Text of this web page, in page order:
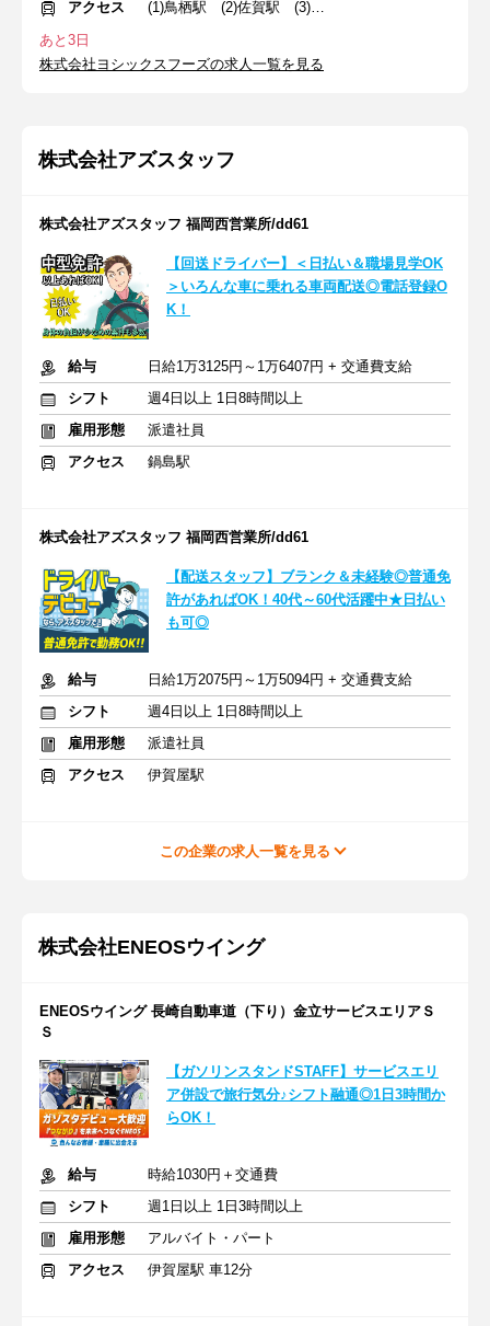
アクセス
(1)鳥栖駅 (2)佐賀駅 (3)天文館通駅
あと3日
株式会社ヨシックスフーズの求人一覧を見る
株式会社アズスタッフ
株式会社アズスタッフ 福岡西営業所/dd61
【回送ドライバー】＜日払い＆職場見学OK
＞いろんな車に乗れる車両配送◎電話登録O
K！
給与
日給1万3125円～1万6407円 + 交通費支給
シフト
週4日以上 1日8時間以上
雇用形態
派遣社員
アクセス
鍋島駅
株式会社アズスタッフ 福岡西営業所/dd61
【配送スタッフ】ブランク＆未経験◎普通免
許があればOK！40代～60代活躍中★日払い
も可◎
給与
日給1万2075円～1万5094円 + 交通費支給
シフト
週4日以上 1日8時間以上
雇用形態
派遣社員
アクセス
伊賀屋駅
この企業の求人一覧を見る
株式会社ENEOSウイング
ENEOSウイング 長崎自動車道（下り）金立サービスエリアＳ
Ｓ
【ガソリンスタンドSTAFF】サービスエリ
ア併設で旅行気分♪シフト融通◎1日3時間か
らOK！
給与
時給1030円＋交通費
シフト
週1日以上 1日3時間以上
雇用形態
アルバイト・パート
アクセス
伊賀屋駅 車12分